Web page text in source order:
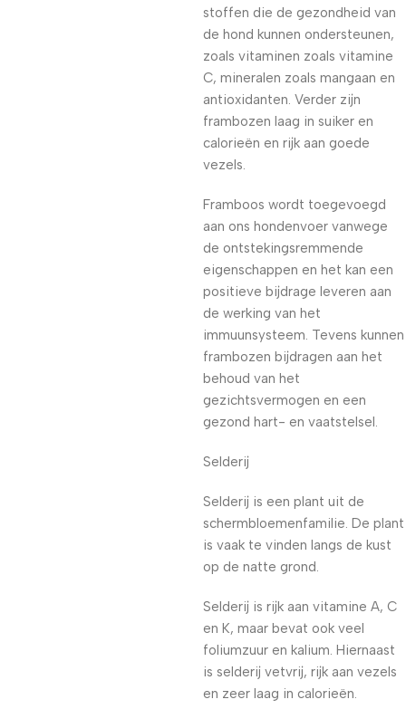
stoffen die de gezondheid van
de hond kunnen ondersteunen,
zoals vitaminen zoals vitamine
C, mineralen zoals mangaan en
antioxidanten. Verder zijn
frambozen laag in suiker en
calorieën en rijk aan goede
vezels.
Framboos wordt toegevoegd
aan ons hondenvoer vanwege
de ontstekingsremmende
eigenschappen en het kan een
positieve bijdrage leveren aan
de werking van het
immuunsysteem. Tevens kunnen
frambozen bijdragen aan het
behoud van het
gezichtsvermogen en een
gezond hart- en vaatstelsel.
Selderij
Selderij is een plant uit de
schermbloemenfamilie. De plant
is vaak te vinden langs de kust
op de natte grond.
Selderij is rijk aan vitamine A, C
en K, maar bevat ook veel
foliumzuur en kalium. Hiernaast
is selderij vetvrij, rijk aan vezels
en zeer laag in calorieën.